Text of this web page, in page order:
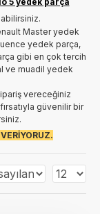
Master yedek
yedek parça,
gibi en çok tercih
ve muadil yedek
vereceğiniz
fırsatıyla güvenilir bir